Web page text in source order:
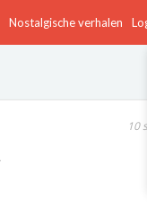
Nostalgische verhalen
10